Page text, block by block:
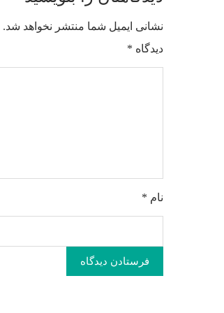
نشانی ایمیل شما منتشر نخواهد شد.
دیدگاه *
نام *
فرستادن دیدگاه